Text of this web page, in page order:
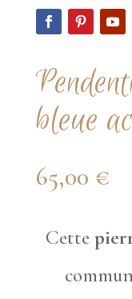
bleue
65,00 €
Cette